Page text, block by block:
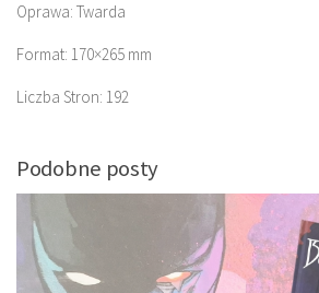
Oprawa: Twarda
Format: 170×265 mm
Liczba Stron: 192
Podobne posty